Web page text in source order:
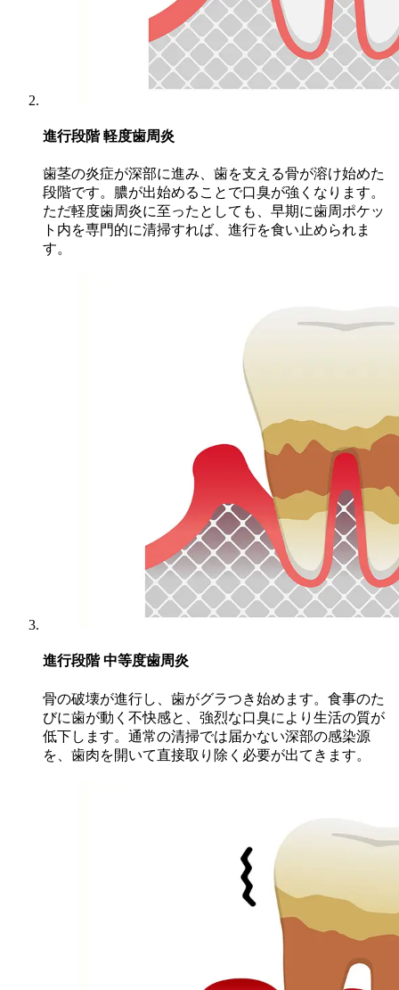
進行段階軽度歯周炎
歯茎の炎症が深部に進み、歯を支える骨が溶け始めた
段階です。膿が出始めることで口臭が強くなります。
ただ軽度歯周炎に至ったとしても、早期に歯周ポケッ
ト内を専門的に清掃すれば、進行を食い止められま
す。
進行段階中等度歯周炎
骨の破壊が進行し、歯がグラつき始めます。食事のた
びに歯が動く不快感と、強烈な口臭により生活の質が
低下します。通常の清掃では届かない深部の感染源
を、歯肉を開いて直接取り除く必要が出てきます。